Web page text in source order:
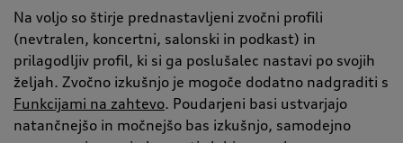
Na voljo so štirje prednastavljeni zvočni profili
(nevtralen, koncertni, salonski in podkast) in
prilagodljiv profil, ki si ga poslušalec nastavi po svojih
željah. Zvočno izkušnjo je mogoče dodatno nadgraditi s
Funkcijami na zahtevo. Poudarjeni basi ustvarjajo
natančnejšo in močnejšo bas izkušnjo, samodejno